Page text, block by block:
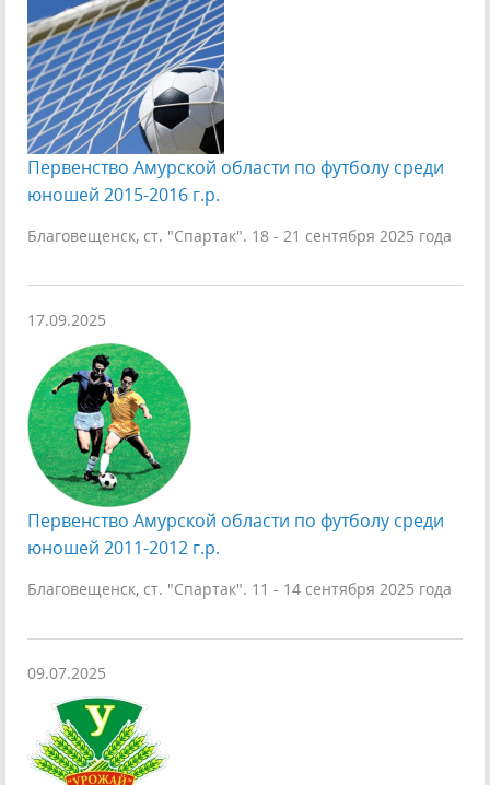
Первенство Амурской области по футболу среди
юношей 2015-2016 г.р.
Благовещенск, ст. "Спартак". 18 - 21 сентября 2025 года
17.09.2025
Первенство Амурской области по футболу среди
юношей 2011-2012 г.р.
Благовещенск, ст. "Спартак". 11 - 14 сентября 2025 года
09.07.2025